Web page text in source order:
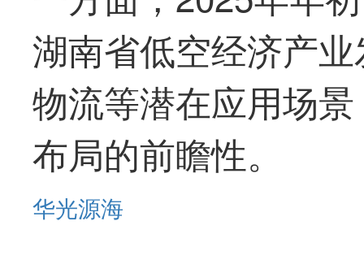
湖南省低空经济产
物流等潜在应用场
布局的前瞻性。
华光源海